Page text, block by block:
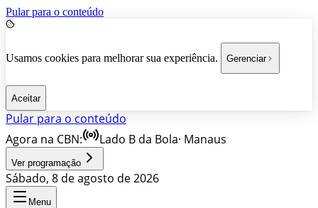
Pular para o conteúdo
Usamos cookies para melhorar sua experiência. Gerenciar
Aceitar
Pular para o conteúdo
Agora na CBN:
Lado B da Bola· Manaus
Ver programação
Sábado, 8 de agosto de 2026
Menu